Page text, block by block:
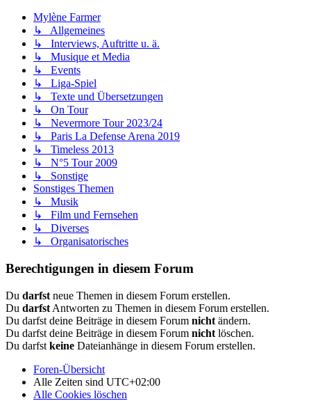
Mylène Farmer
↳ Allgemeines
↳ Interviews, Auftritte u. ä.
↳ Musique et Media
↳ Events
↳ Liga-Spiel
↳ Texte und Übersetzungen
↳ On Tour
↳ Nevermore Tour 2023/24
↳ Paris La Defense Arena 2019
↳ Timeless 2013
↳ N°5 Tour 2009
↳ Sonstige
Sonstiges Themen
↳ Musik
↳ Film und Fernsehen
↳ Diverses
↳ Organisatorisches
Berechtigungen in diesem Forum
Du darfst neue Themen in diesem Forum erstellen.
Du darfst Antworten zu Themen in diesem Forum erstellen.
Du darfst deine Beiträge in diesem Forum nicht ändern.
Du darfst deine Beiträge in diesem Forum nicht löschen.
Du darfst keine Dateianhänge in diesem Forum erstellen.
Foren-Übersicht
Alle Zeiten sind UTC+02:00
Alle Cookies löschen